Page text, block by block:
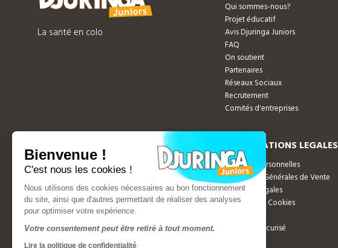
La santé en colo
Qui sommes-nous?
Projet éducatif
Avis Djuringa Juniors
FAQ
On soutient
Partenaires
Réseaux Sociaux
Recrutement
Comités d'entreprises
INFORMATIONS LEGALES
Données personnelles
Conditions Générales de Vente
Mentions légales
Politique de Cookies
Paiement sécurisé
Bienvenue !
C'est nous les cookies !
Nous utilisons des cookies nécessaires au bon fonctionnement
du site, ainsi que d'autres permettant de réaliser des analyses
pour optimiser votre expérience.
Votre consentement peut être retiré à tout moment.
Lire la politique de confidentialité